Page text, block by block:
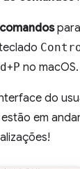
+P no macOS.
do
em